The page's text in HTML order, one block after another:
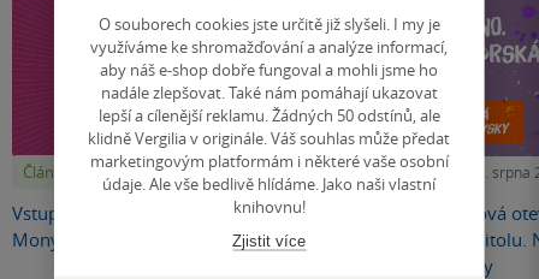
Články Pátek 7. srpna 2026
Vstupenky na uzavřenou autogramiádu
Mony Kasten jsou v prodeji!
Články Úterý 4. srpna
Radka Třeštíková
autorskou
jako Velikovsky
O souborech cookies jste určitě již slyšeli. I my je
využíváme ke shromažďování a analýze informací,
aby náš e-shop dobře fungoval a mohli jsme ho
nadále zlepšovat. Také nám pomáhají ukazovat
lepší a cílenější reklamu. Žádných 50 odstínů, ale
klidně Vergilia v originále. Váš souhlas může předat
marketingovým platformám i některé vaše osobní
údaje. Ale vše bedlivě hlídáme. Jako naši vlastní
knihovnu!
Zjistit více